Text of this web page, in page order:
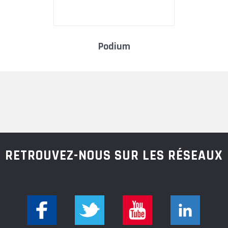
podium
RETROUVEZ-NOUS SUR LES RÉSEAUX